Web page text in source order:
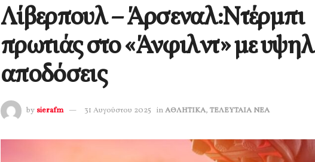
Λίβερπουλ – Άρσεναλ:Ντέρμπι
πρωτιάς στο «Άνφιλντ» με
αποδόσεις
by sierafm 31 Αυγούστου 2025 inΑΘΛΗΤΙΚΑ, ΤΕΛΕΥΤΑΙΑ ΝΕΑ